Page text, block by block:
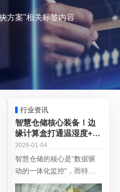
方案"相关标签内容
行业资讯
智慧仓储核心装备！边
缘计算盒打通温湿度+安
防+人员全监控
2026-01-04
智慧仓储的核心是“数据驱
动的一体化监控”，而特殊
计算盒（工业级边缘计算网